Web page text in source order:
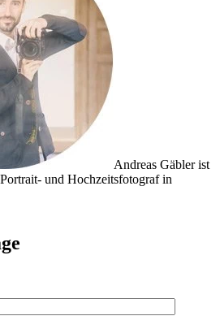
Andreas Gäbler ist
und Hochzeitsfotograf in